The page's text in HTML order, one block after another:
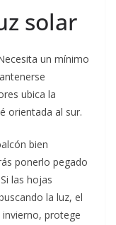
solar
un mínimo
ubica la
orientada al sur.
bien
ponerlo pegado
las hojas
la luz, el
protege